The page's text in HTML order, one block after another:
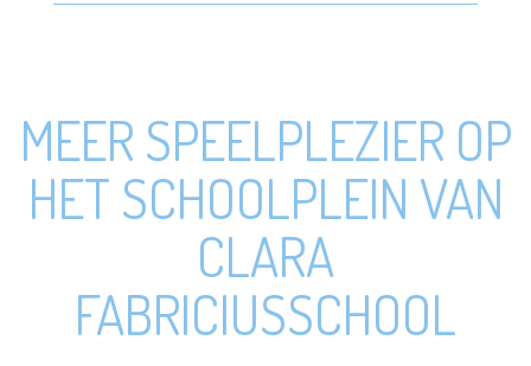
MEER SPEELPLEZIER OP
HET SCHOOLPLEIN VAN
CLARA
FABRICIUSSCHOOL